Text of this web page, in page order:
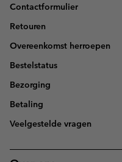
Contactformulier
Retouren
Overeenkomst herroepen
Bestelstatus
Bezorging
Betaling
Veelgestelde vragen